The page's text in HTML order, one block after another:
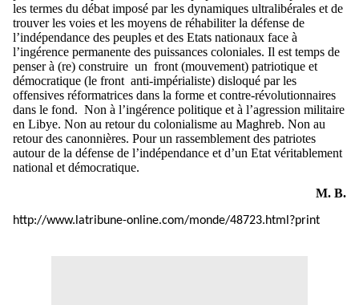
les termes du débat imposé par les dynamiques ultralibérales et de
trouver les voies et les moyens de réhabiliter la défense de
l’indépendance des peuples et des Etats nationaux face à
l’ingérence permanente des puissances coloniales. Il est temps de
penser à (re) construire un front (mouvement) patriotique et
démocratique (le front anti-impérialiste) disloqué par les
offensives réformatrices dans la forme et contre-révolutionnaires
dans le fond. Non à l’ingérence politique et à l’agression militaire
en Libye. Non au retour du colonialisme au Maghreb. Non au
retour des canonnières. Pour un rassemblement des patriotes
autour de la défense de l’indépendance et d’un Etat véritablement
national et démocratique.
M. B.
http://www.latribune-online.com/monde/48723.html?print